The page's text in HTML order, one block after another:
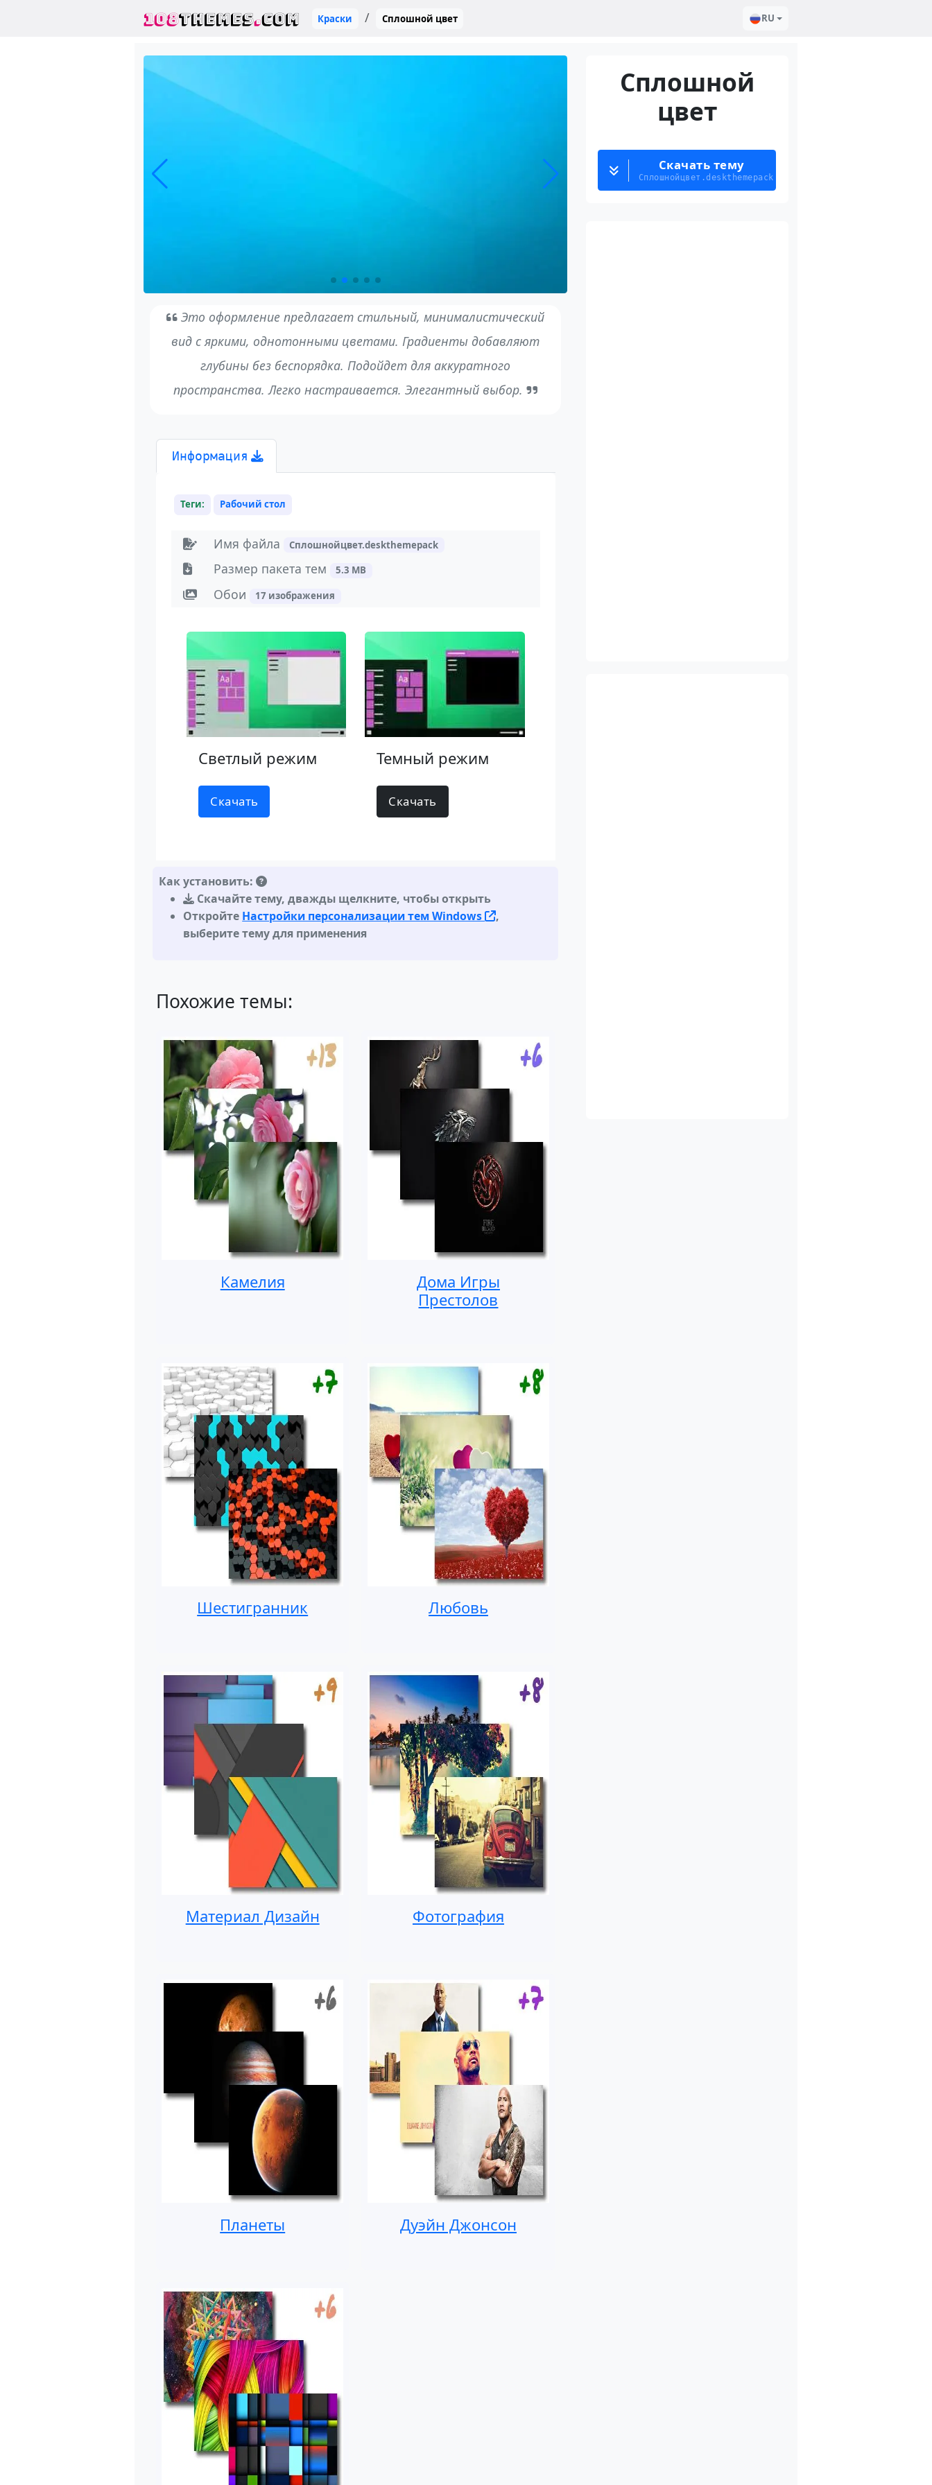
108THEMES.COM Краски Сплошной цвет RU
Это оформление предлагает стильный, минималистический
вид с яркими, однотонными цветами. Градиенты добавляют
глубины без беспорядка. Подойдет для аккуратного
пространства. Легко настраивается. Элегантный выбор.
Информация
Теги: Рабочий стол
Имя файла Сплошнойцвет.deskthemepack
Размер пакета тем 5.3 MB
Обои 17 изображения
Светлый режим
Скачать
Темный режим
Скачать
Как установить:
Скачайте тему,дважды щелкните, чтобы открыть
Откройте Настройки персонализации тем Windows
,
выберите тему для применения
Похожие темы:
Камелия
Дома Игры
Престолов
Шестигранник Любовь
Материал Дизайн Фотография
Планеты Дуэйн Джонсон
Сплошной
цвет
Скачать тему
Сплошнойцвет.deskthemepack